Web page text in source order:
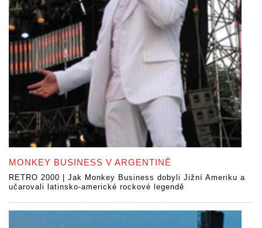
MONKEY BUSINESS V ARGENTINĚ
RETRO 2000 | Jak Monkey Business dobyli Jižní Ameriku a
učarovali latinsko-americké rockové legendě